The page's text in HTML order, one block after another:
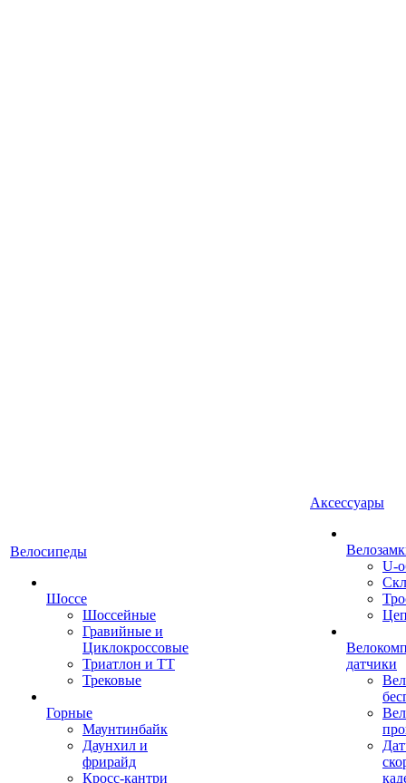
Велосипеды
Шоссе
Шоссейные
Гравийные и
Циклокроссовые
Триатлон и ТТ
Трековые
Горные
Маунтинбайк
Даунхил и
фрирайд
Кросс-кантри
Аксессуары
U-
датчики